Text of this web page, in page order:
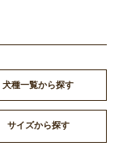
犬種一覧から探す
サイズから探す